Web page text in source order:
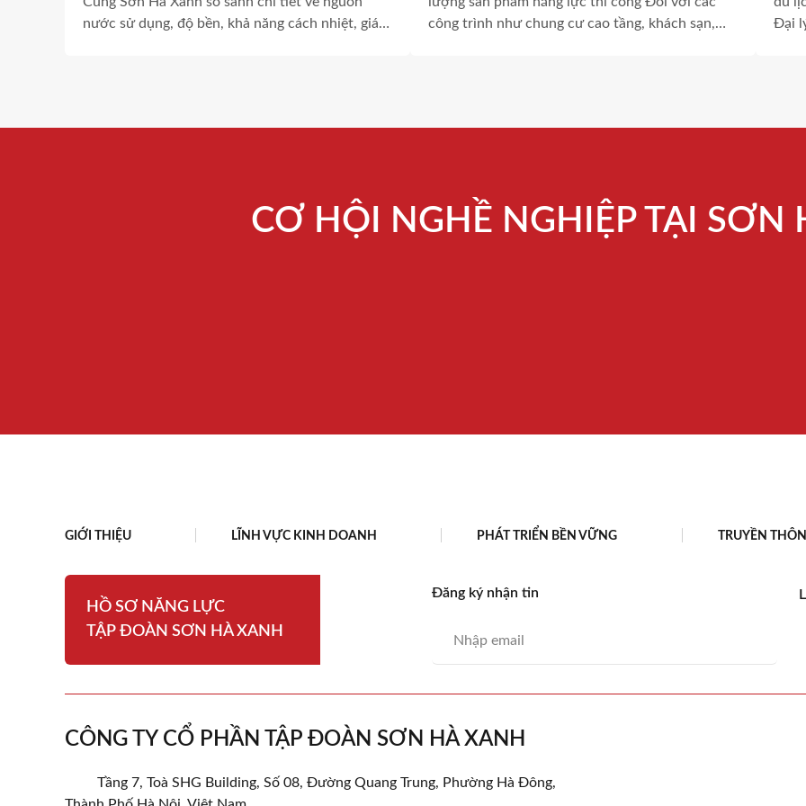
nước sử dụng, độ bền, khả năng cách nhiệt, giá
công trình như chung cư cao tầng, khách sạn,
Đại
CƠ HỘI NGHỀ NGHIỆP TẠI SƠN
GIỚI THIỆU LĨNH VỰC KINH DOANH PHÁT TRIỂN BỀN VỮNG TRUYỀN
HỒ SƠ NĂNG LỰC
TẬP ĐOÀN SƠN HÀ XANH
Đăng ký nhận tin
CÔNG TY CỔ PHẦN TẬP ĐOÀN SƠN HÀ XANH
Tầng 7, Toà SHG Building, Số 08, Đường Quang Trung, Phường Hà Đông,